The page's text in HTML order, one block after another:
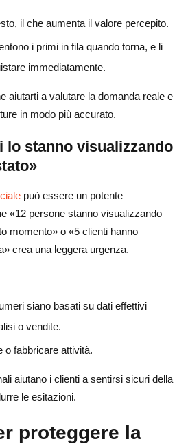
il che aumenta il valore percepito.
i primi in fila quando torna, e li
immediatamente.
aiutarti a valutare la domanda reale e
in modo più accurato.
lo stanno visualizzando
può essere un potente
«12 persone stanno visualizzando
momento» o «5 clienti hanno
crea una leggera urgenza.
siano basati su dati effettivi
o vendite.
o fabbricare attività.
aiutano i clienti a sentirsi sicuri della
le esitazioni.
proteggere la